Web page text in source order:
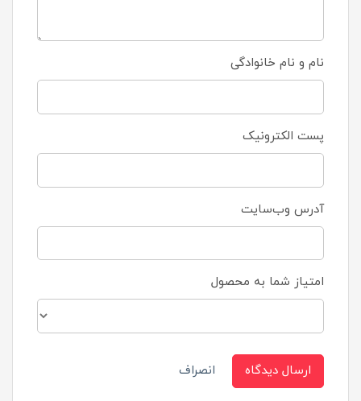
نام و نام خانوادگی
پست الکترونیک
آدرس وب‌سایت
امتیاز شما به محصول
ارسال دیدگاه انصراف